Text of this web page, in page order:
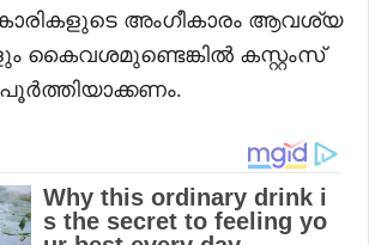
അംഗീകാരം ആവശ്യ
കൈവശമുണ്ടെങ്കിൽ കസ്റ്റംസ്